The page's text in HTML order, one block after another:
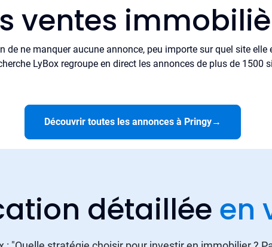
ventes
de ne manquer aucune annonce, peu importe sur quel site elle
LyBox regroupe en direct les annonces de plus de 1500
Découvrir toutes les annonces à Pringy→
détaillée en